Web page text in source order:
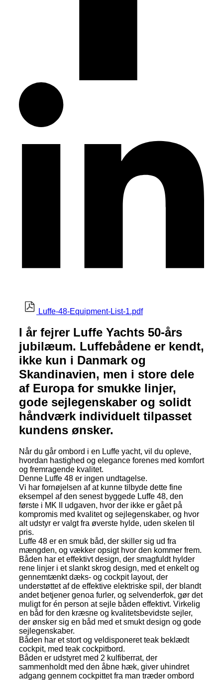
Luffe-48-Equipment-List-1.pdf
I år fejrer Luffe Yachts 50-års
jubilæum. Luffebådene er kendt,
ikke kun i Danmark og
Skandinavien, men i store dele
af Europa for smukke linjer,
gode sejlegenskaber og solidt
håndværk individuelt tilpasset
kundens ønsker.
Når du går ombord i en Luffe yacht, vil du opleve,
hvordan hastighed og elegance forenes med komfort
og fremragende kvalitet.
Denne Luffe 48 er ingen undtagelse.
Vi har fornøjelsen af at kunne tilbyde dette fine
eksempel af den senest byggede Luffe 48, den
første i MK II udgaven, hvor der ikke er gået på
kompromis med kvalitet og sejlegenskaber, og hvor
alt udstyr er valgt fra øverste hylde, uden skelen til
pris.
Luffe 48 er en smuk båd, der skiller sig ud fra
mængden, og vækker opsigt hvor den kommer frem.
Båden har et effektivt design, der smagfuldt hylder
rene linjer i et slankt skrog design, med et enkelt og
gennemtænkt dæks- og cockpit layout, der
understøttet af de effektive elektriske spil, der blandt
andet betjener genoa furler, og selvenderfok, gør det
muligt for én person at sejle båden effektivt. Virkelig
en båd for den kræsne og kvalitetsbevidste sejler,
der ønsker sig en båd med et smukt design og gode
sejlegenskaber.
Båden har et stort og veldisponeret teak beklædt
cockpit, med teak cockpitbord.
Båden er udstyret med 2 kulfiberrat, der
sammenholdt med den åbne hæk, giver uhindret
adgang gennem cockpittet fra man træder ombord